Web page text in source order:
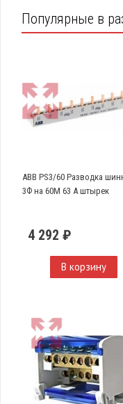
Популярные в
ABB PS3/60 Разводка
3Ф на 60М 63 А штырек
4 292 ₽
В корзину